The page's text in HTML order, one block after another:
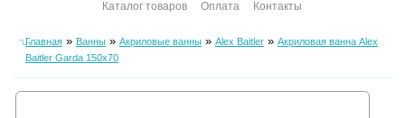
Каталог товаров
Оплата Контакты
Главная» Ванны» Акриловые ванны» Alex Baitler» Акриловая ванна Alex
Baitler Garda 150х70